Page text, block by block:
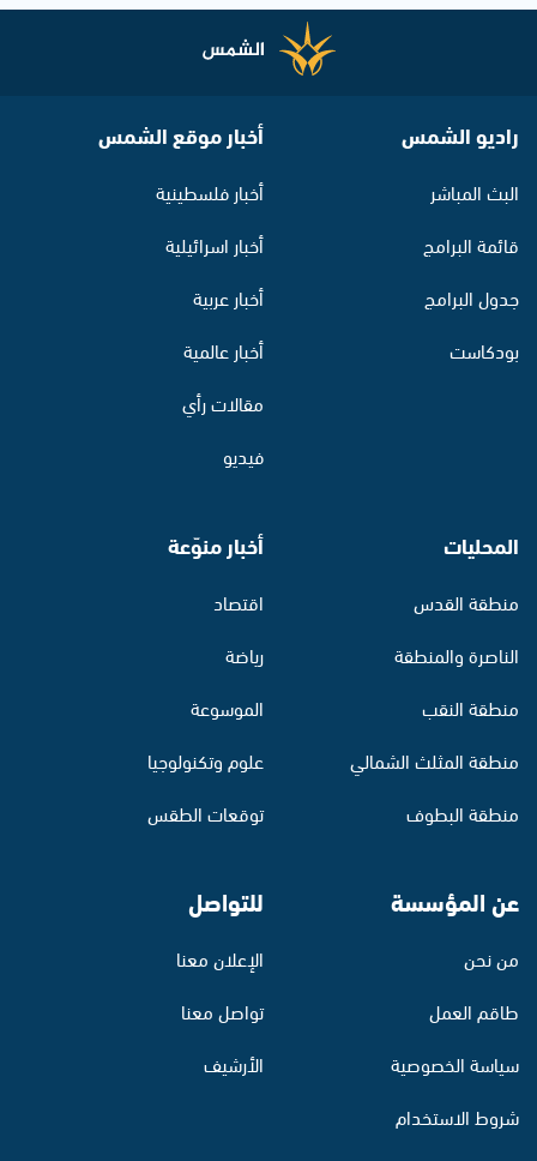
راديو الشمس
البث المباشر
قائمة البرامج
جدول البرامج
بودكاست
أخبار موقع الشمس
أخبار فلسطينية
أخبار اسرائيلية
أخبار عربية
أخبار عالمية
مقالات رأي
فيديو
المحليات
منطقة القدس
الناصرة والمنطقة
منطقة النقب
منطقة المثلث الشمالي
منطقة البطوف
أخبار منوّعة
اقتصاد
رياضة
الموسوعة
علوم وتكنولوجيا
توقعات الطقس
عن المؤسسة
من نحن
طاقم العمل
سياسة الخصوصية
شروط الاستخدام
للتواصل
الإعلان معنا
تواصل معنا
الأرشيف